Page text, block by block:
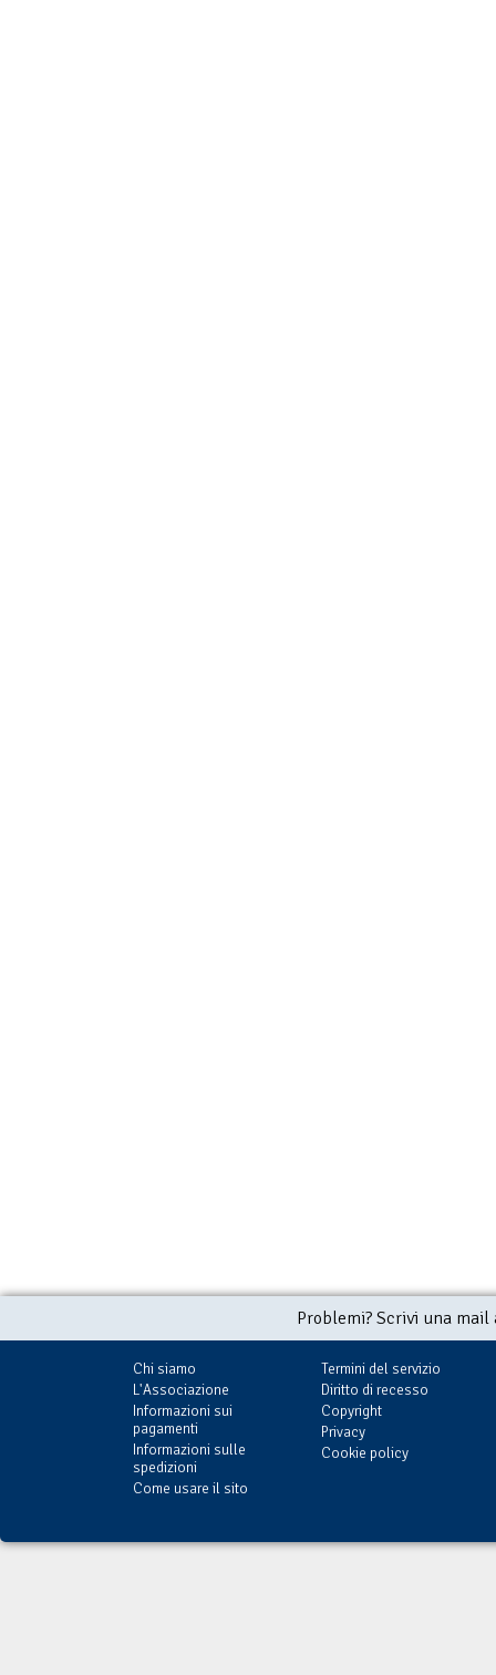
Problemi? Scrivi una
Chi siamo
L'Associazione
Informazioni sui
pagamenti
Informazioni sulle
spedizioni
Come usare il sito
Termini del servizio
Diritto di recesso
Copyright
Privacy
Cookie policy